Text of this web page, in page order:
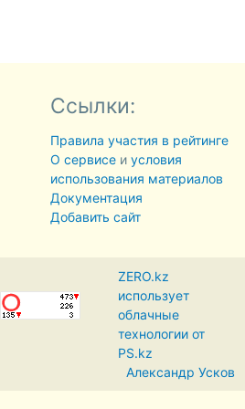
Ссылки:
Правила участия в рейтинге
О сервисеи условия
использования материалов
Документация
Добавить сайт
ZERO.kz
использует
облачные
технологии от
PS.kz
Александр Усков